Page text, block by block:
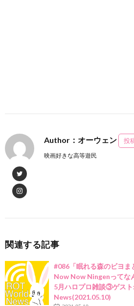
Author：オーウェン 投
映画好きな高等遊民
関連する記事
#086「眠れる森のビヨま
Now Now Ningenってな
5月ハロプロ雑談③ゲス
News(2021.05.10)